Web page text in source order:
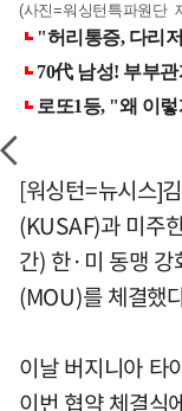
(사진=워싱턴특파원단
[워싱턴=뉴시스]
(KUSAF)과 미주
간) 한·미 동맹 강
(MOU)를 체결했
이날 버지니아 타
이번 협약 체결식